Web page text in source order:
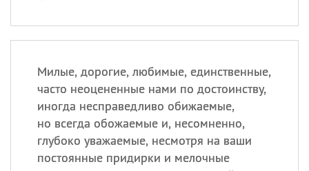
Милые, дорогие, любимые, единственные,
часто неоцененные нами по достоинству,
иногда несправедливо обижаемые,
но всегда обожаемые и, несомненно,
глубоко уважаемые, несмотря на ваши
постоянные придирки и мелочные